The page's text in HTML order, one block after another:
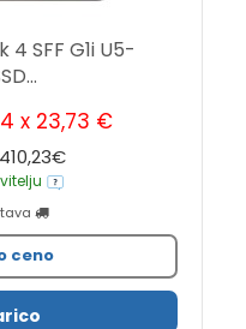
4 SFF G1i U5-
x 23,73 €
ceno